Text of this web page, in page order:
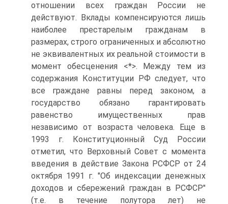
отношении всех граждан России не
действуют. Вклады компенсируются лишь
наиболее престарелым гражданам в
размерах, строго ограниченных и абсолютно
не эквивалентных их реальной стоимости в
момент обесценения <*>. Между тем из
содержания Конституции РФ следует, что
все граждане равны перед законом, а
государство обязано гарантировать
равенство имущественных прав
независимо от возраста человека. Еще в
1993 г. Конституционный Суд России
отметил, что Верховный Совет с момента
введения в действие Закона РСФСР от 24
октября 1991 г. "Об индексации денежных
доходов и сбережений граждан в РСФСР"
(т.е. в течение полутора лет) не